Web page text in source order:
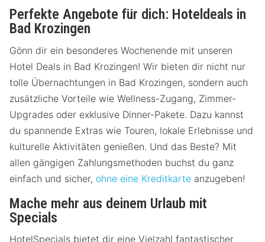
Perfekte Angebote für dich: Hoteldeals in
Bad Krozingen
Gönn dir ein besonderes Wochenende mit unseren
Hotel Deals in Bad Krozingen! Wir bieten dir nicht nur
tolle Übernachtungen in Bad Krozingen, sondern auch
zusätzliche Vorteile wie Wellness-Zugang, Zimmer-
Upgrades oder exklusive Dinner-Pakete. Dazu kannst
du spannende Extras wie Touren, lokale Erlebnisse und
kulturelle Aktivitäten genießen. Und das Beste? Mit
allen gängigen Zahlungsmethoden buchst du ganz
einfach und sicher, ohne eine Kreditkarte anzugeben!
Mache mehr aus deinem Urlaub mit
Specials
HotelSpecials bietet dir eine Vielzahl fantastischer